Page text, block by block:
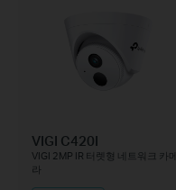
VIGI C420I
VIGI 2MP IR 터렛형 네트워크 카메
라